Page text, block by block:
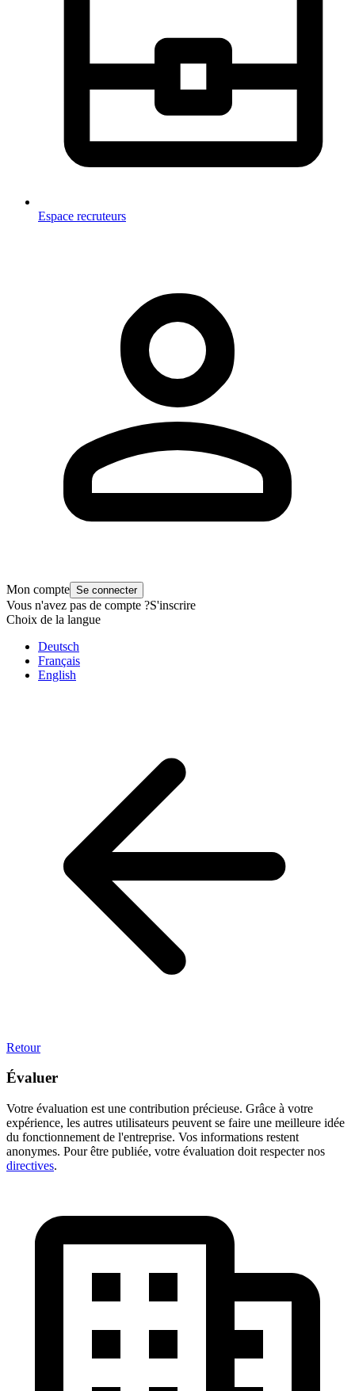
Espace recruteurs
Mon compte Se connecter
Vous n'avez pas de compte ?S'inscrire
Choix de la langue
Deutsch
Français
English
Retour
Évaluer
Votre évaluation est une contribution précieuse. Grâce à votre
expérience, les autres utilisateurs peuvent se faire une meilleure idée
du fonctionnement de l'entreprise. Vos informations restent
anonymes. Pour être publiée, votre évaluation doit respecter nos
directives.